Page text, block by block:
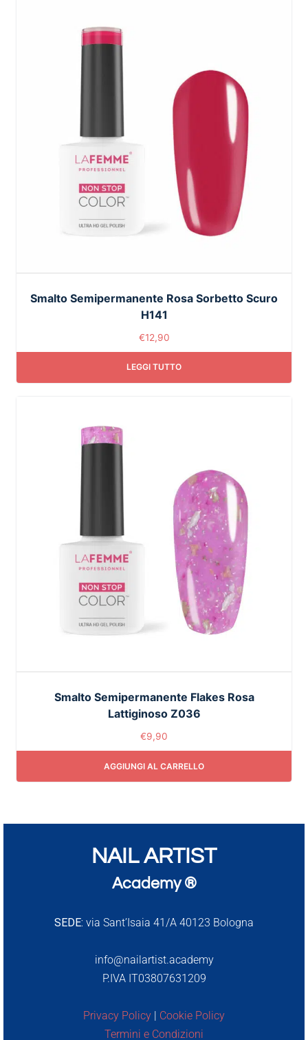
Smalto Semipermanente Rosa Sorbetto Scuro
H141
€12,90
LEGGI TUTTO
Smalto Semipermanente Flakes Rosa
Lattiginoso Z036
€9,90
AGGIUNGI AL CARRELLO
NAIL ARTIST
Academy ®
SEDE: via Sant’Isaia 41/A 40123 Bologna
info@nailartist.academy
P.IVA IT03807631209
Privacy Policy | Cookie Policy
Termini e Condizioni